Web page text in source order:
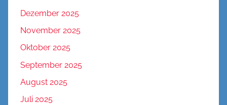
Dezember 2025
November 2025
Oktober 2025
September 2025
August 2025
Juli 2025